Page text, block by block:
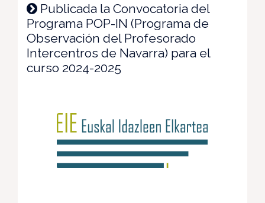
Publicada la Convocatoria del
Programa POP-IN (Programa de
Observación del Profesorado
Intercentros de Navarra) para el
curso 2024-2025